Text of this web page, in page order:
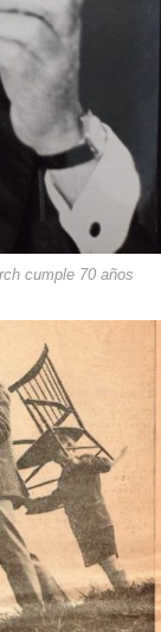
cumple 70 años